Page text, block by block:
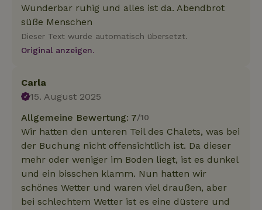
Wunderbar ruhig und alles ist da. Abendbrot
süße Menschen
Dieser Text wurde automatisch übersetzt.
Original anzeigen.
Carla
15. August 2025
Allgemeine Bewertung: 7/10
Wir hatten den unteren Teil des Chalets, was bei
der Buchung nicht offensichtlich ist. Da dieser
mehr oder weniger im Boden liegt, ist es dunkel
und ein bisschen klamm. Nun hatten wir
schönes Wetter und waren viel draußen, aber
bei schlechtem Wetter ist es eine düstere und